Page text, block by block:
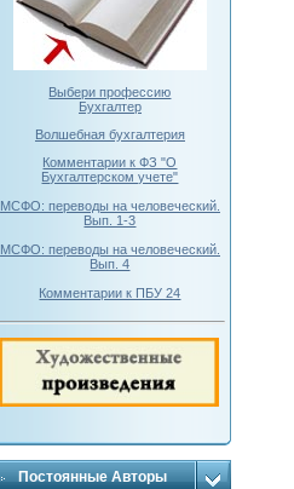
Выбери профессию
Бухгалтер
Волшебная бухгалтерия
Комментарии к ФЗ "О
Бухгалтерском учете"
МСФО: переводы на человеческий.
Вып. 1-3
МСФО: переводы на человеческий.
Вып. 4
Комментарии к ПБУ 24
Постоянные Авторы